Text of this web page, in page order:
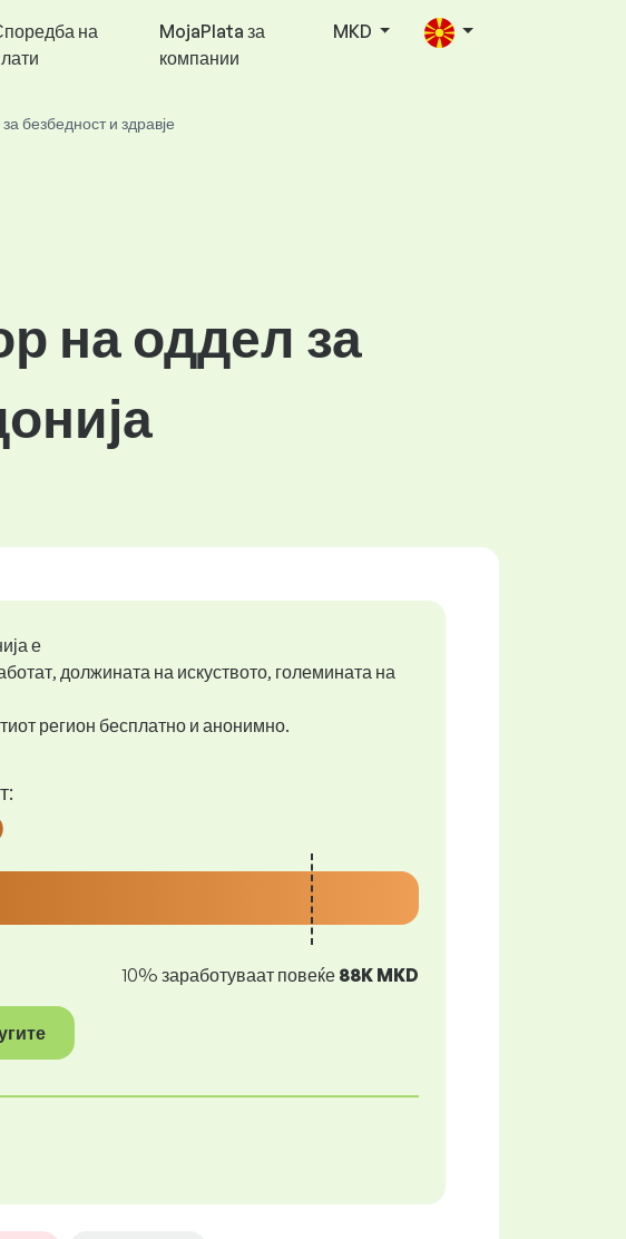
на
MojaPlata за
компании
MKD
безбедност и здравје
на оддел за
е
должината на искуството, големината на
регион бесплатно и анонимно.
10% заработуваат повеќе 88K MKD